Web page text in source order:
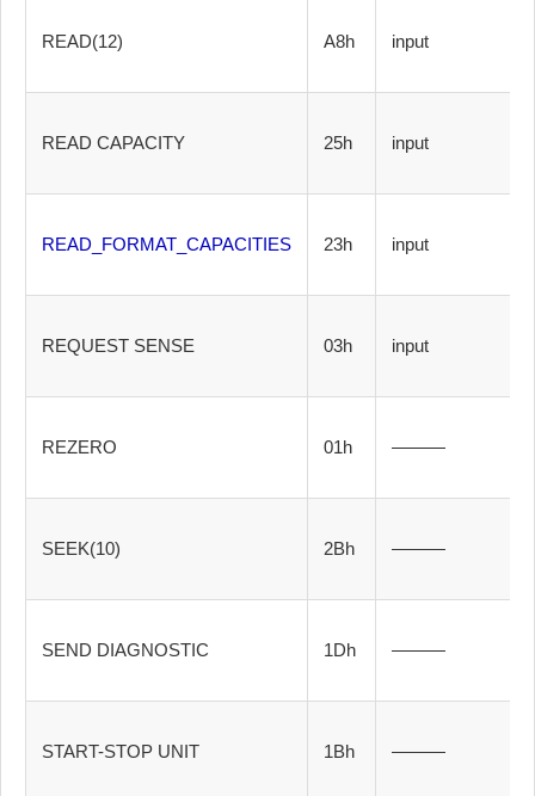
READ(12) A8h input
READ CAPACITY 25h input
READ_FORMAT_CAPACITIES 23h input
REQUEST SENSE 03h input
REZERO 01h ———
SEEK(10) 2Bh ———
SEND DIAGNOSTIC 1Dh ———
START-STOP UNIT 1Bh ———